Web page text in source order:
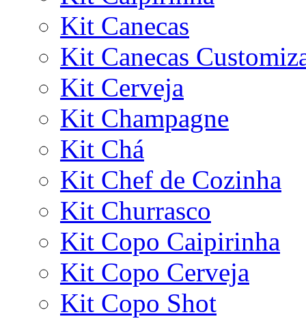
Kit Canecas
Kit Canecas
Kit Cerveja
Kit Champagne
Kit Chá
Kit Chef de Cozinha
Kit Churrasco
Kit Copo Caipirinha
Kit Copo Cerveja
Kit Copo Shot